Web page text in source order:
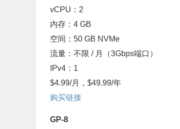
vCPU：2
内存：4 GB
空间：50 GB NVMe
流量：不限 / 月（3Gbps端口）
IPv4：1
$4.99/月，$49.99/年
购买链接
GP-8